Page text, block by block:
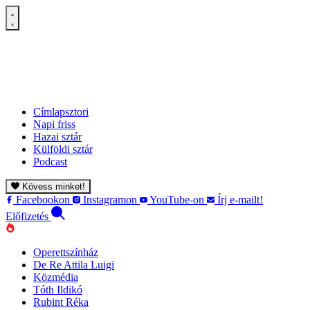
Címlapsztori
Napi friss
Hazai sztár
Külföldi sztár
Podcast
Kövess minket!
Facebookon Instagramon YouTube-on
Írj e-mailt!
Előfizetés
Operettszínház
De Re Attila Luigi
Közmédia
Tóth Ildikó
Rubint Réka